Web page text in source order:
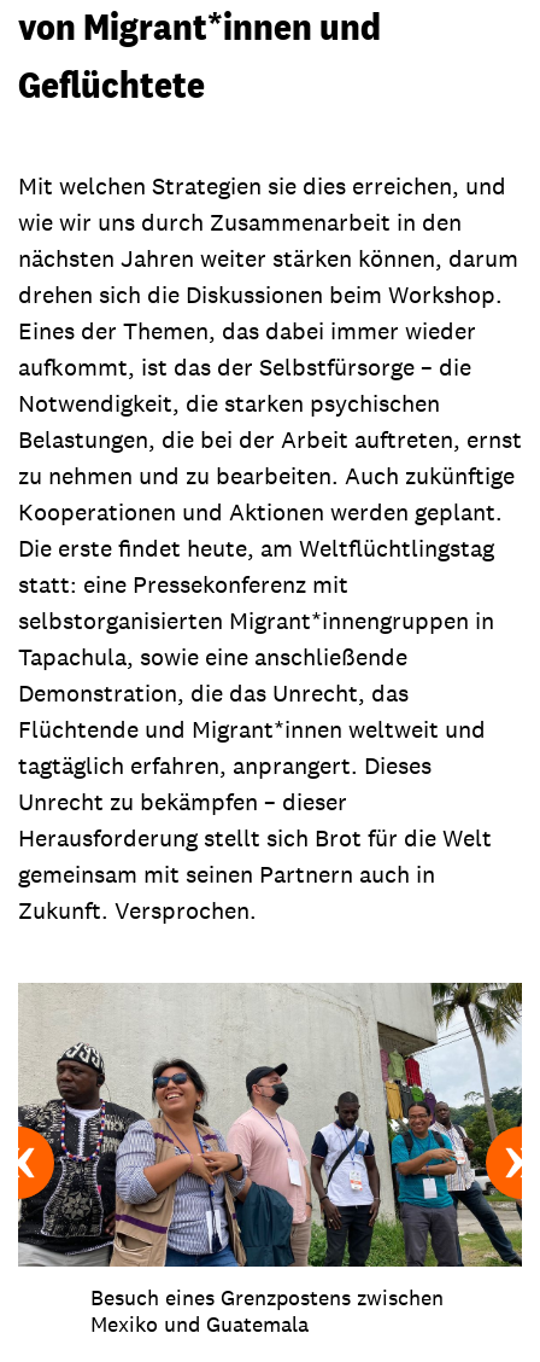
von Migrant*innen und
Geflüchtete
Mit welchen Strategien sie dies erreichen, und
wie wir uns durch Zusammenarbeit in den
nächsten Jahren weiter stärken können, darum
drehen sich die Diskussionen beim Workshop.
Eines der Themen, das dabei immer wieder
aufkommt, ist das der Selbstfürsorge – die
Notwendigkeit, die starken psychischen
Belastungen, die bei der Arbeit auftreten, ernst
zu nehmen und zu bearbeiten. Auch zukünftige
Kooperationen und Aktionen werden geplant.
Die erste findet heute, am Weltflüchtlingstag
statt: eine Pressekonferenz mit
selbstorganisierten Migrant*innengruppen in
Tapachula, sowie eine anschließende
Demonstration, die das Unrecht, das
Flüchtende und Migrant*innen weltweit und
tagtäglich erfahren, anprangert. Dieses
Unrecht zu bekämpfen – dieser
Herausforderung stellt sich Brot für die Welt
gemeinsam mit seinen Partnern auch in
Zukunft. Versprochen.
Besuch eines Grenzpostens zwischen
Mexiko und Guatemala